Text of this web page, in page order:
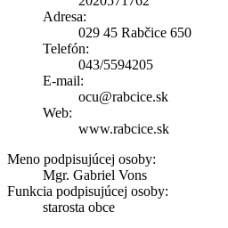
Adresa:
029 45 Rabčice 650
Telefón:
043/5594205
E-mail:
ocu@rabcice.sk
Web:
www.rabcice.sk
Meno podpisujúcej osoby:
Mgr. Gabriel Vons
Funkcia podpisujúcej osoby:
starosta obce